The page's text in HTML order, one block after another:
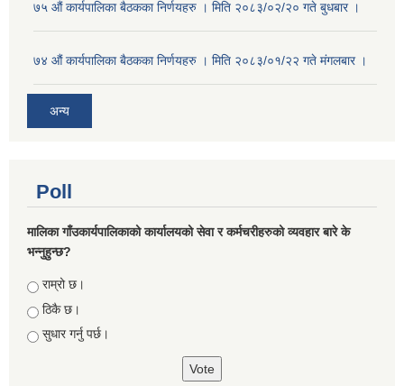
७५ औं कार्यपालिका बैठकका निर्णयहरु । मिति २०८३/०२/२० गते बुधबार ।
७४ औं कार्यपालिका बैठकका निर्णयहरु । मिति २०८३/०१/२२ गते मंगलबार ।
अन्य
Poll
मालिका गाँउकार्यपालिकाको कार्यालयको सेवा र कर्मचरीहरुको व्यवहार बारे के
भन्नुहुन्छ?
Choices
राम्रो छ।
ठिकै छ।
सुधार गर्नु पर्छ।